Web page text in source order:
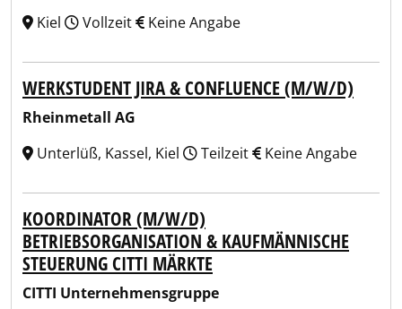
Kiel
Vollzeit Keine Angabe
WERKSTUDENT JIRA & CONFLUENCE (M/W/D)
Rheinmetall AG
Unterlüß, Kassel, Kiel
Teilzeit Keine Angabe
KOORDINATOR (M/W/D)
BETRIEBSORGANISATION & KAUFMÄNNISCHE
STEUERUNG CITTI MÄRKTE
CITTI Unternehmensgruppe